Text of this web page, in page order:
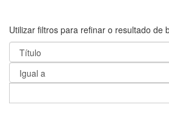
Utilizar filtros para refinar o resultado de